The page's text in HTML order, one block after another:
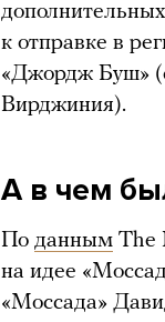
к отправке в
«Джордж Буш»
Вирджиния).
А в чем
По данным The
на идее
«Моссада»